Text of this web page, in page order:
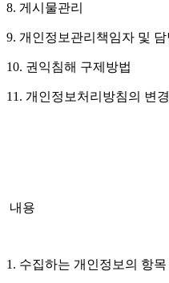
8. 게시물관리
9. 개인정보관리책임자 및
10. 권익침해 구제방법
11. 개인정보처리방침의 변경
내용
1. 수집하는 개인정보의 항